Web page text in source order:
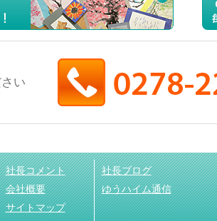
い
社長コメント
会社概要
サイトマップ
社長ブログ
ゆうハイム通信